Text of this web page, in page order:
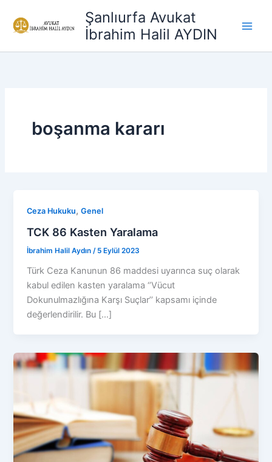
atla
Şanlıurfa Avukat
İbrahim Halil AYDIN
boşanma kararı
Ceza Hukuku,Genel
TCK 86 Kasten Yaralama
İbrahim Halil Aydın / 5 Eylül 2023
Türk Ceza Kanunun 86 maddesi uyarınca suç olarak
kabul edilen kasten yaralama ‘’Vücut
Dokunulmazlığına Karşı Suçlar’’ kapsamı içinde
değerlendirilir. Bu […]